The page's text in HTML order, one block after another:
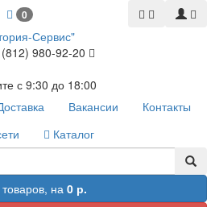
0
980-92-20
с 9:30 до 18:00
Вакансии
Контакты
Каталог
на 0 р.